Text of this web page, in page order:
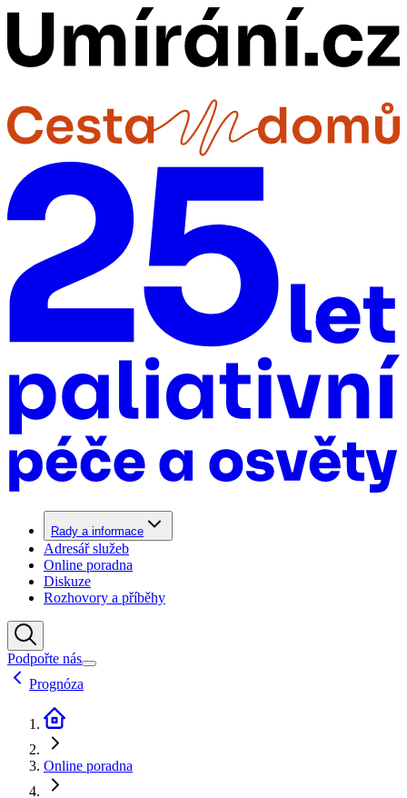
Rady a informace
Adresář služeb
Online poradna
Diskuze
Rozhovory a příběhy
Podpořte nás
Prognóza
Online poradna